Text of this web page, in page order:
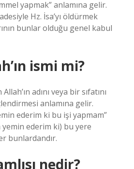
yapmak” anlamına gelir.
Hz. İsa’yı öldürmek
bunlar olduğu genel kabul
ismi mi?
adını veya bir sıfatını
anlamına gelir.
ederim ki bu işi yapmam”
yemin ederim ki) bu yere
bunlardandır.
nedir?